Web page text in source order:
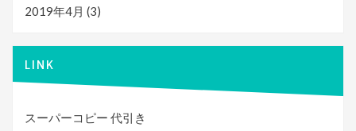
2019年4月 (3)
LINK
スーパーコピー 代引き